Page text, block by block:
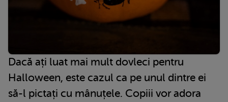
Dacă ați luat mai mult dovleci pentru
Halloween, este cazul ca pe unul dintre ei
să-l pictați cu mânuțele. Copiii vor adora